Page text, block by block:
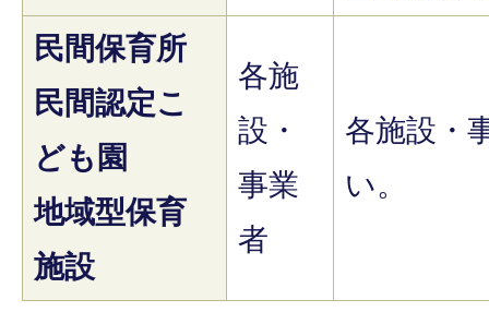
民間保育所
民間認定こ
ども園
地域型保育
施設
各施
設・
事業
者
各施設・
い。